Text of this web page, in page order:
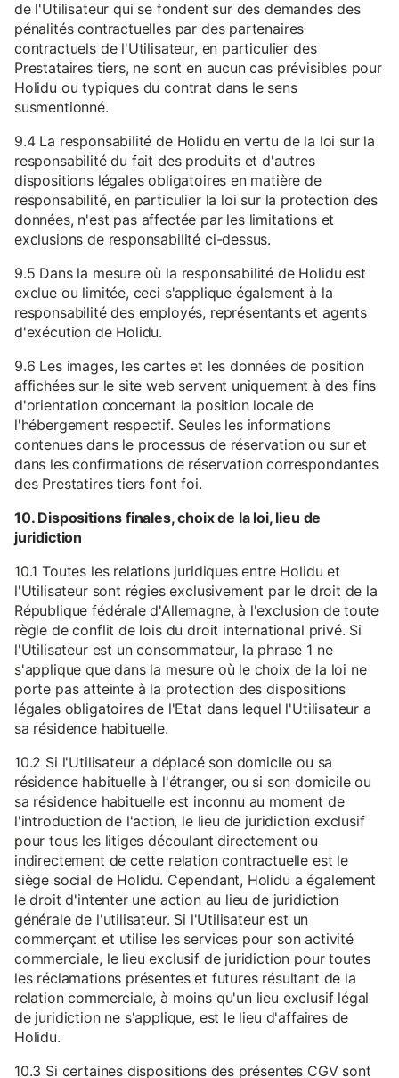
de l'Utilisateur qui se fondent sur des demandes des
pénalités contractuelles par des partenaires
contractuels de l'Utilisateur, en particulier des
Prestataires tiers, ne sont en aucun cas prévisibles pour
Holidu ou typiques du contrat dans le sens
susmentionné.
9.4 La responsabilité de Holidu en vertu de la loi sur la
responsabilité du fait des produits et d'autres
dispositions légales obligatoires en matière de
responsabilité, en particulier la loi sur la protection des
données, n'est pas affectée par les limitations et
exclusions de responsabilité ci-dessus.
9.5 Dans la mesure où la responsabilité de Holidu est
exclue ou limitée, ceci s'applique également à la
responsabilité des employés, représentants et agents
d'exécution de Holidu.
9.6 Les images, les cartes et les données de position
affichées sur le site web servent uniquement à des fins
d'orientation concernant la position locale de
l'hébergement respectif. Seules les informations
contenues dans le processus de réservation ou sur et
dans les confirmations de réservation correspondantes
des Prestatires tiers font foi.
10. Dispositions finales, choix de la loi, lieu de
juridiction
10.1 Toutes les relations juridiques entre Holidu et
l'Utilisateur sont régies exclusivement par le droit de la
République fédérale d'Allemagne, à l'exclusion de toute
règle de conflit de lois du droit international privé. Si
l'Utilisateur est un consommateur, la phrase 1 ne
s'applique que dans la mesure où le choix de la loi ne
porte pas atteinte à la protection des dispositions
légales obligatoires de l'Etat dans lequel l'Utilisateur a
sa résidence habituelle.
10.2 Si l'Utilisateur a déplacé son domicile ou sa
résidence habituelle à l'étranger, ou si son domicile ou
sa résidence habituelle est inconnu au moment de
l'introduction de l'action, le lieu de juridiction exclusif
pour tous les litiges découlant directement ou
indirectement de cette relation contractuelle est le
siège social de Holidu. Cependant, Holidu a également
le droit d'intenter une action au lieu de juridiction
générale de l'utilisateur. Si l'Utilisateur est un
commerçant et utilise les services pour son activité
commerciale, le lieu exclusif de juridiction pour toutes
les réclamations présentes et futures résultant de la
relation commerciale, à moins qu'un lieu exclusif légal
de juridiction ne s'applique, est le lieu d'affaires de
Holidu.
10.3 Si certaines dispositions des présentes CGV sont